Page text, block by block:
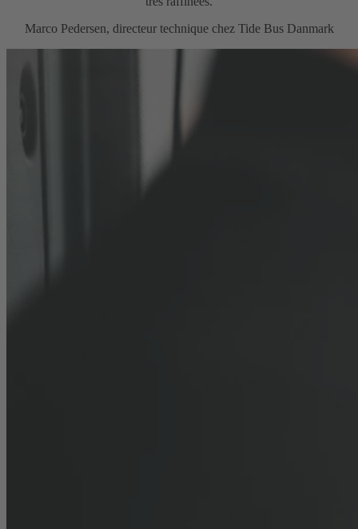
Marco Pedersen, directeur technique chez Tide Bus Danmark